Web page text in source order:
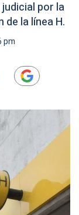
por la
la línea H.
pm